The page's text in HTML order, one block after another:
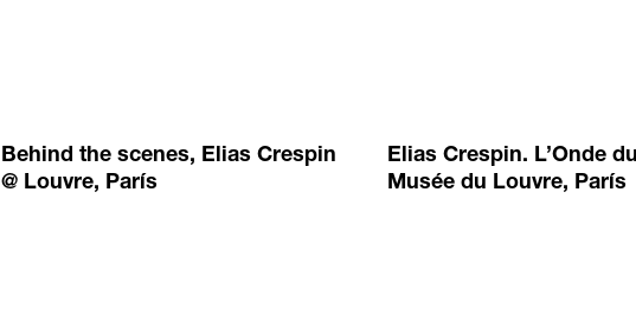
Behind the scenes, Elias Crespin
@ Louvre, París
Elias Crespin. L’Onde
Musée du Louvre, París